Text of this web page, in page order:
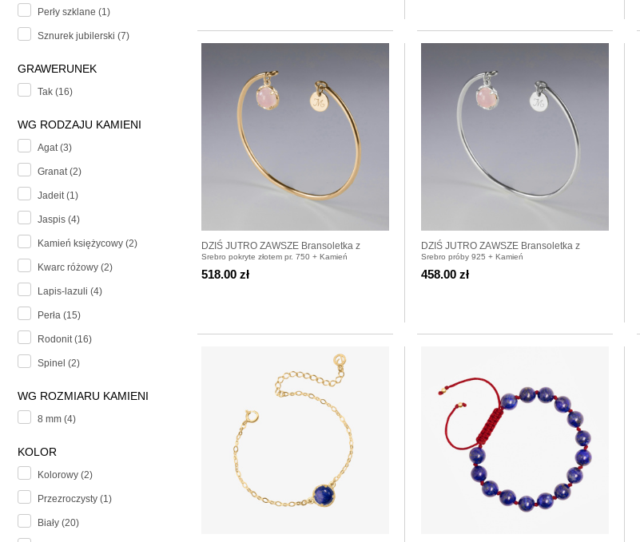
Perły szklane (1)
Sznurek jubilerski (7)
GRAWERUNEK
Tak (16)
WG RODZAJU KAMIENI
Agat (3)
Granat (2)
Jadeit (1)
Jaspis (4)
Kamień księżycowy (2)
Kwarc różowy (2)
Lapis-lazuli (4)
Perła (15)
Rodonit (16)
Spinel (2)
WG ROZMIARU KAMIENI
8 mm (4)
KOLOR
Kolorowy (2)
Przezroczysty (1)
Biały (20)
DZIŚ JUTRO ZAWSZE Bransoletka z
kamieniem do wyboru pozłacana
Srebro pokryte złotem pr. 750 + Kamień
518.00 zł
DZIŚ JUTRO ZAWSZE Bransoletka z
kamieniem do wyboru srebrna
Srebro próby 925 + Kamień
458.00 zł